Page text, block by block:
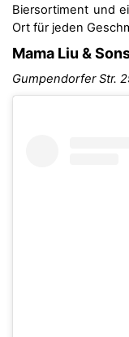
Biersortiment und
Ort für jeden
Mama Liu &
Gumpendorfer Str.